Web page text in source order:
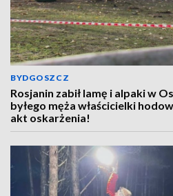
BYDGOSZCZ
Rosjanin zabił lamę i alpaki w
byłego męża właścicielki
akt oskarżenia!